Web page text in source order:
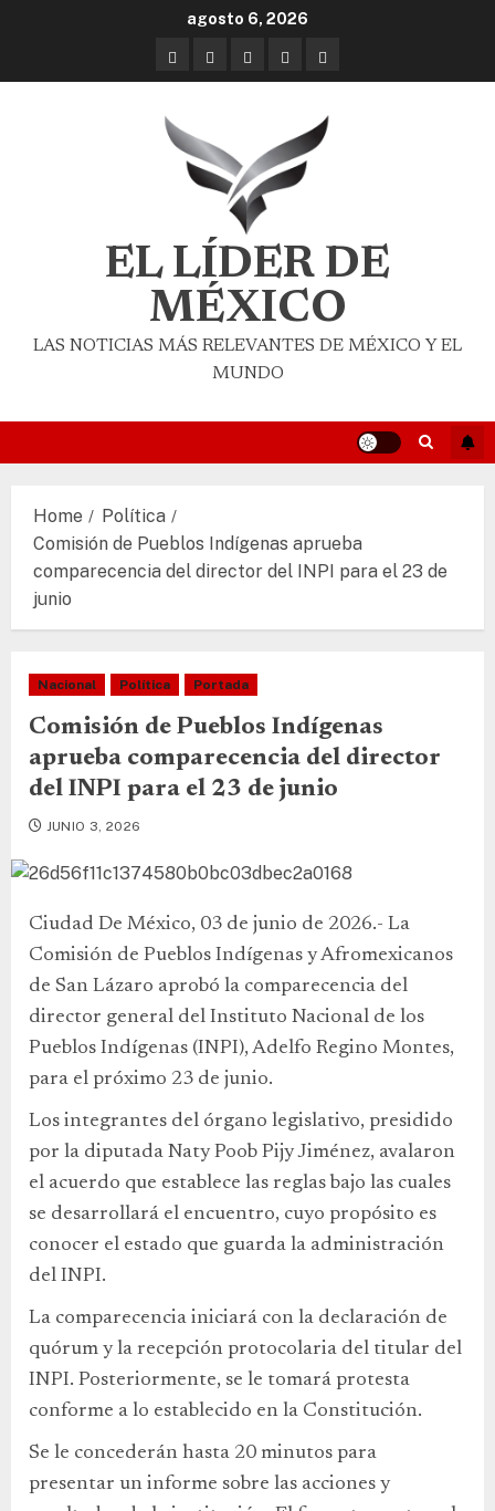
agosto 6, 2026
EL LÍDER DE
MÉXICO
LAS NOTICIAS MÁS RELEVANTES DE MÉXICO Y EL
MUNDO
Home
Política
Comisión de Pueblos Indígenas aprueba
comparecencia del director del INPI para el 23 de
junio
Nacional Política Portada
Comisión de Pueblos Indígenas
aprueba comparecencia del director
del INPI para el 23 de junio
JUNIO 3, 2026
Ciudad De México, 03 de junio de 2026.- La
Comisión de Pueblos Indígenas y Afromexicanos
de San Lázaro aprobó la comparecencia del
director general del Instituto Nacional de los
Pueblos Indígenas (INPI), Adelfo Regino Montes,
para el próximo 23 de junio.
Los integrantes del órgano legislativo, presidido
por la diputada Naty Poob Pijy Jiménez, avalaron
el acuerdo que establece las reglas bajo las cuales
se desarrollará el encuentro, cuyo propósito es
conocer el estado que guarda la administración
del INPI.
La comparecencia iniciará con la declaración de
quórum y la recepción protocolaria del titular del
INPI. Posteriormente, se le tomará protesta
conforme a lo establecido en la Constitución.
Se le concederán hasta 20 minutos para
presentar un informe sobre las acciones y